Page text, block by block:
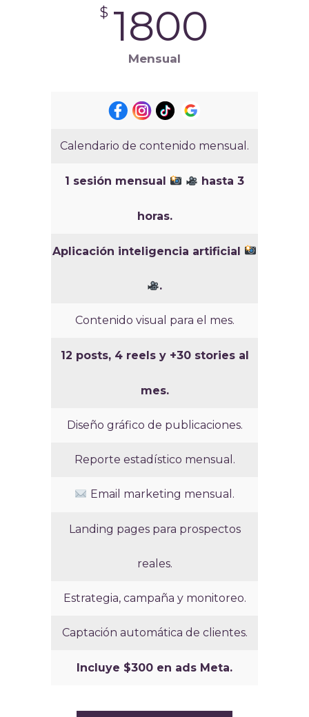
$ 1800
Mensual
Calendario de contenido mensual.
1 sesión mensual hasta 3
horas.
Aplicación inteligencia artificial
.
Contenido visual para el mes.
12 posts, 4 reels y +30 stories al
mes.
Diseño gráfico de publicaciones.
Reporte estadístico mensual.
Email marketing mensual.
Landing pages para prospectos
reales.
Estrategia, campaña y monitoreo.
Captación automática de clientes.
Incluye $300 en ads Meta.